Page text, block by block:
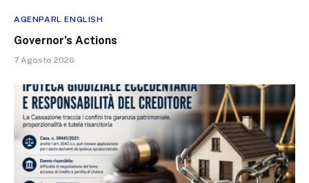
AGENPARL ENGLISH
Governor’s Actions
7 Agosto 2026